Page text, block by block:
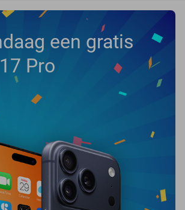
een gratis
Pro